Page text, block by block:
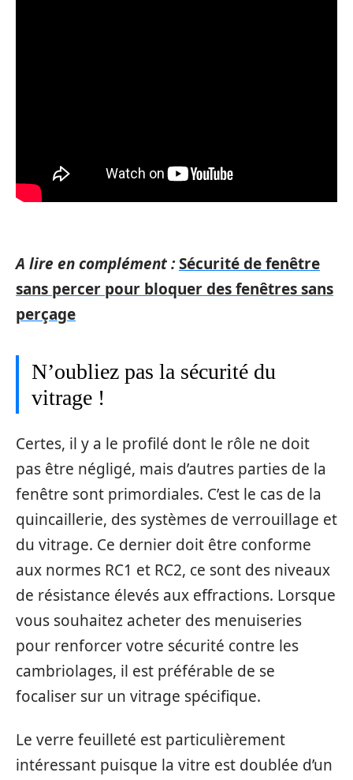
A lire en complément :Sécurité de fenêtre
sans percer pour bloquer des fenêtres sans
perçage
N’oubliez pas la sécurité du
vitrage !
Certes, il y a le profilé dont le rôle ne doit
pas être négligé, mais d’autres parties de la
fenêtre sont primordiales. C’est le cas de la
quincaillerie, des systèmes de verrouillage et
du vitrage. Ce dernier doit être conforme
aux normes RC1 et RC2, ce sont des niveaux
de résistance élevés aux effractions. Lorsque
vous souhaitez acheter des menuiseries
pour renforcer votre sécurité contre les
cambriolages, il est préférable de se
focaliser sur un vitrage spécifique.
Le verre feuilleté est particulièrement
intéressant puisque la vitre est doublée d’un